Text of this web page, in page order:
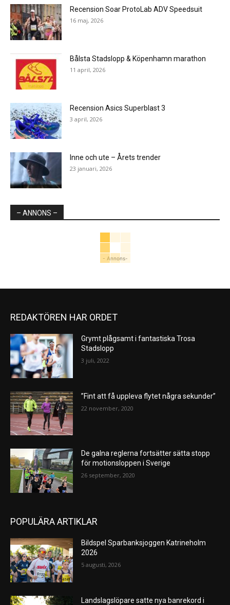
Recension Soar ProtoLab ADV Speedsuit
16 maj, 2026
Bålsta Stadslopp & Köpenhamn marathon
11 april, 2026
Recension Asics Superblast 3
3 april, 2026
Inne och ute – Årets trender
23 januari, 2026
– ANNONS –
- Annons-
REDAKTÖREN HAR ORDET
Grymt plågsamt i fantastiska Trosa
Stadslopp
3 juli, 2022
”Fint att få uppleva flytet några sekunder”
22 november, 2020
De galna reglerna fortsätter sätta stopp
för motionsloppen i Sverige
26 september, 2020
POPULÄRA ARTIKLAR
Bildspel Sparbanksjoggen Katrineholm
2026
5 augusti, 2026
Landslagslöpare satte nya banrekord i